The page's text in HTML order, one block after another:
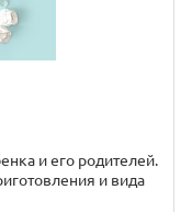
и его родителей.
и вида